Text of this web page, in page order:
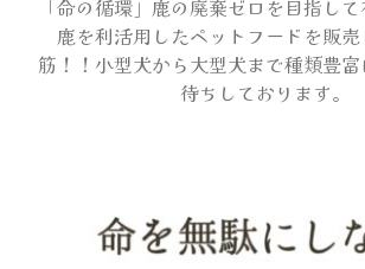
アンケートプレゼント
出展者一覧
「命の循環」鹿の廃棄ゼロを目指し
鹿を利活用したペットフードを販
筋！！小型犬から大型犬まで種類豊
待ちしております。